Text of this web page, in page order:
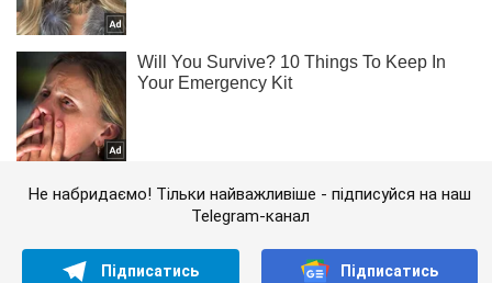
Не набридаємо! Тільки найважливіше - підписуйся на наш
Telegram-канал
Підписатись Підписатись